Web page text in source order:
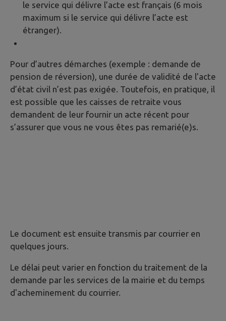
le service qui délivre l’acte est français (6 mois
maximum si le service qui délivre l’acte est
étranger).
Pour d’autres démarches (exemple : demande de
pension de réversion), une durée de validité de l’acte
d’état civil n’est pas exigée. Toutefois, en pratique, il
est possible que les caisses de retraite vous
demandent de leur fournir un acte récent pour
s’assurer que vous ne vous êtes pas remarié(e)s.
Le document est ensuite transmis par courrier en
quelques jours.
Le délai peut varier en fonction du traitement de la
demande par les services de la mairie et du temps
d'acheminement du courrier.